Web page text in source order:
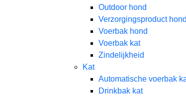
Outdoor hond
Verzorgingsproduct hond
Voerbak hond
Voerbak kat
Zindelijkheid
Kat
Automatische voerbak
Drinkbak kat